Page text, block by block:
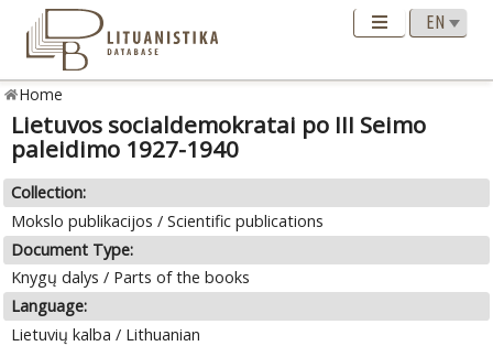
Home
Lietuvos socialdemokratai po III Seimo
paleidimo 1927-1940
Collection:
Mokslo publikacijos / Scientific publications
Document Type:
Knygų dalys / Parts of the books
Language:
Lietuvių kalba / Lithuanian